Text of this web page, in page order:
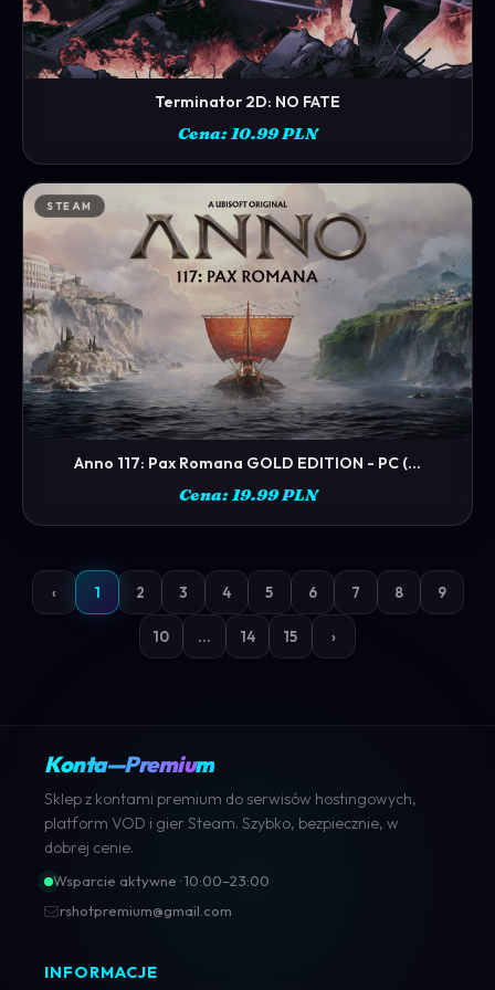
ZOBACZ →
Terminator 2D: NO FATE
Cena: 10.99 PLN
STEAM
ZOBACZ →
Anno 117: Pax Romana GOLD EDITION - PC (...
Cena: 19.99 PLN
‹ 1 2 3 4 5 6 7 8 9
10 ... 14 15 ›
Konta—Premium
Sklep z kontami premium do serwisów hostingowych,
platform VOD i gier Steam. Szybko, bezpiecznie, w
dobrej cenie.
Wsparcie aktywne · 10:00–23:00
rshotpremium@gmail.com
INFORMACJE